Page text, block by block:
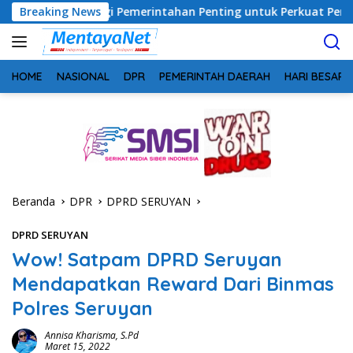
Langsung
ke
konten
Breaking News
Pemerintahan Penting untuk Perkuat Pembangunan Desa
HOME NASIONAL DPR PEMERINTAH DAERAH HARI BESAR
Beranda DPR DPRD SERUYAN
DPRD SERUYAN
Wow! Satpam DPRD Seruyan
Mendapatkan Reward Dari Binmas
Polres Seruyan
Annisa Kharisma, S.Pd
Maret 15, 2022